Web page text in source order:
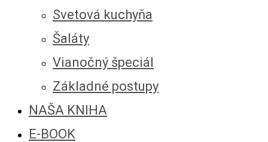
Svetová kuchyňa
Šaláty
Vianočný špeciál
Základné postupy
NAŠA KNIHA
E-BOOK